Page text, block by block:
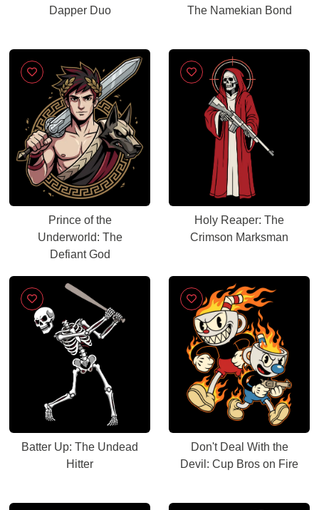
Dapper Duo
The Namekian Bond
Prince of the
Underworld: The
Defiant God
Holy Reaper: The
Crimson Marksman
Batter Up: The Undead
Hitter
Don't Deal With the
Devil: Cup Bros on Fire